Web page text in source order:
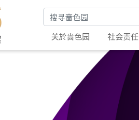
搜寻关键字
关於啬色园
社会责任